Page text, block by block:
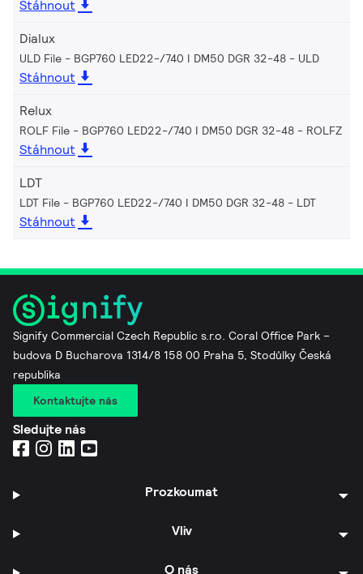
Stáhnout
Dialux
ULD File - BGP760 LED22-/740 I DM50 DGR 32-48 ULD
Stáhnout
Relux
ROLF File - BGP760 LED22-/740 I DM50 DGR 32-48 ROLFZ
Stáhnout
LDT
LDT File - BGP760 LED22-/740 I DM50 DGR 32-48 LDT
Stáhnout
Signify Commercial Czech Republic s.r.o. Coral Office Park –
budova D Bucharova 1314/8 158 00 Praha 5, Stodůlky Česká
republika
Kontaktujte nás
Sledujte nás
Prozkoumat
Vliv
O nás